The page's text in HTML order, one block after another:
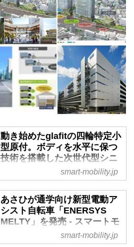
動き始めたglafitの四輪特定小
型原付。ボディを水平に保つ
技術を搭載した次世代型シニ
アカー - スマートモビリティ
JP
シニア層に向けたモビリティとし
て、軽自動車よりもコンパクトで
コストパフォーマンスに優れる超
小型モビリティやミニカーが最近
注目されつつあるが、さらに小さ
smart-mobility.jp
あさひが通学向け新型電動ア
シスト自転車「ENERSYS
MELTY」を発売 - スマートモ
smart-mobility.jp